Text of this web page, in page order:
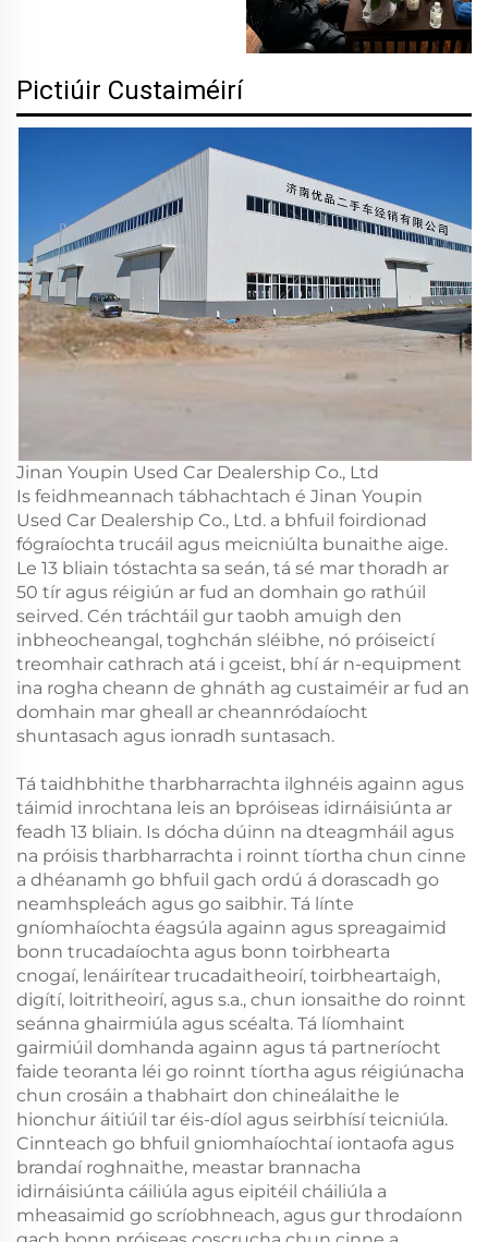
Pictiúir Custaiméirí
Jinan Youpin Used Car Dealership Co., Ltd
Is feidhmeannach tábhachtach é Jinan Youpin
Used Car Dealership Co., Ltd. a bhfuil foirdionad
fógraíochta trucáil agus meicniúlta bunaithe aige.
Le 13 bliain tóstachta sa seán, tá sé mar thoradh ar
50 tír agus réigiún ar fud an domhain go rathúil
seirved. Cén tráchtáil gur taobh amuigh den
inbheocheangal, toghchán sléibhe, nó próiseictí
treomhair cathrach atá i gceist, bhí ár n-equipment
ina rogha cheann de ghnáth ag custaiméir ar fud an
domhain mar gheall ar cheannródaíocht
shuntasach agus ionradh suntasach.
Tá taidhbhithe tharbharrachta ilghnéis againn agus
táimid inrochtana leis an bpróiseas idirnáisiúnta ar
feadh 13 bliain. Is dócha dúinn na dteagmháil agus
na próisis tharbharrachta i roinnt tíortha chun cinne
a dhéanamh go bhfuil gach ordú á dorascadh go
neamhspleách agus go saibhir. Tá línte
gníomhaíochta éagsúla againn agus spreagaimid
bonn trucadaíochta agus bonn toirbhearta
cnogaí, lenáirítear trucadaitheoirí, toirbheartaigh,
digítí, loitritheoirí, agus s.a., chun ionsaithe do roinnt
seánna ghairmiúla agus scéalta. Tá líomhaint
gairmiúil domhanda againn agus tá partneríocht
faide teoranta léi go roinnt tíortha agus réigiúnacha
chun crosáin a thabhairt don chineálaithe le
hionchur áitiúil tar éis-díol agus seirbhísí teicniúla.
Cinnteach go bhfuil gniomhaíochtaí iontaofa agus
brandaí roghnaithe, meastar brannacha
idirnáisiúnta cáiliúla agus eipitéil cháiliúla a
mheasaimid go scríobhneach, agus gur throdaíonn